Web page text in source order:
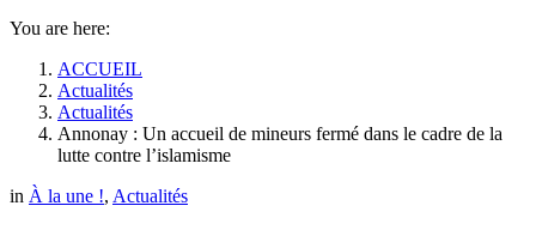
You are here:
ACCUEIL
Actualités
Actualités
Annonay : Un accueil de mineurs fermé dans le cadre de la
lutte contre l’islamisme
in À la une !, Actualités